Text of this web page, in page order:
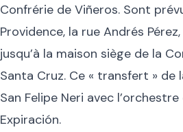
Confrérie de Viñeros. Sont
Providence, la rue Andrés
jusqu’à la maison siège de la
Santa Cruz. Ce « transfert » de
San Felipe Neri avec
Expiración.